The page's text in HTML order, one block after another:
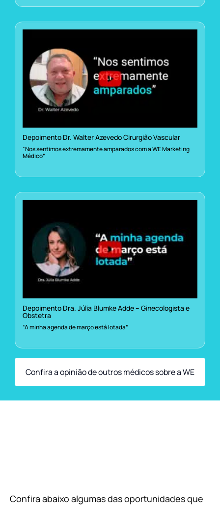
Depoimento Dr. Walter Azevedo Cirurgião Vascular
“Nos sentimos extremamente amparados com a WE Marketing
Médico”
Depoimento Dra. Júlia Blumke Adde – Ginecologista e
Obstetra
“A minha agenda de março está lotada”
Confira a opinião de outros médicos sobre a WE
Confira abaixo algumas das oportunidades que